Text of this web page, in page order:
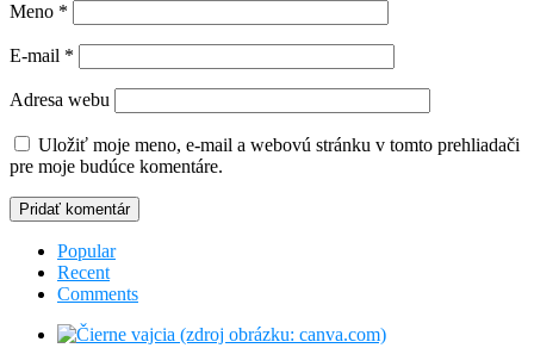
Meno *
E-mail *
Adresa webu
Uložiť moje meno, e-mail a webovú stránku v tomto prehliadači
pre moje budúce komentáre.
Popular
Recent
Comments